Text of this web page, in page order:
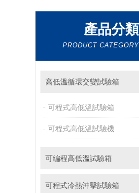
產品分類
PRODUCT CATEGORY
高低溫循環交變試驗箱
可程式高低溫試驗箱
可程式高低溫試驗機
可編程高低溫試驗箱
可程式冷熱沖擊試驗箱